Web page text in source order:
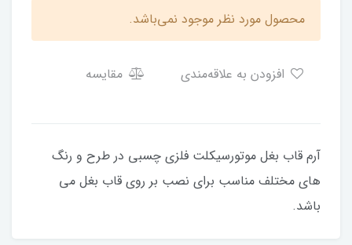
محصول مورد نظر موجود نمی‌باشد.
مقایسه
آرم قاب بغل موتورسیکلت فلزی چسبی در طرح و رنگ
های مختلف مناسب برای نصب بر روی قاب بغل می
باشد.